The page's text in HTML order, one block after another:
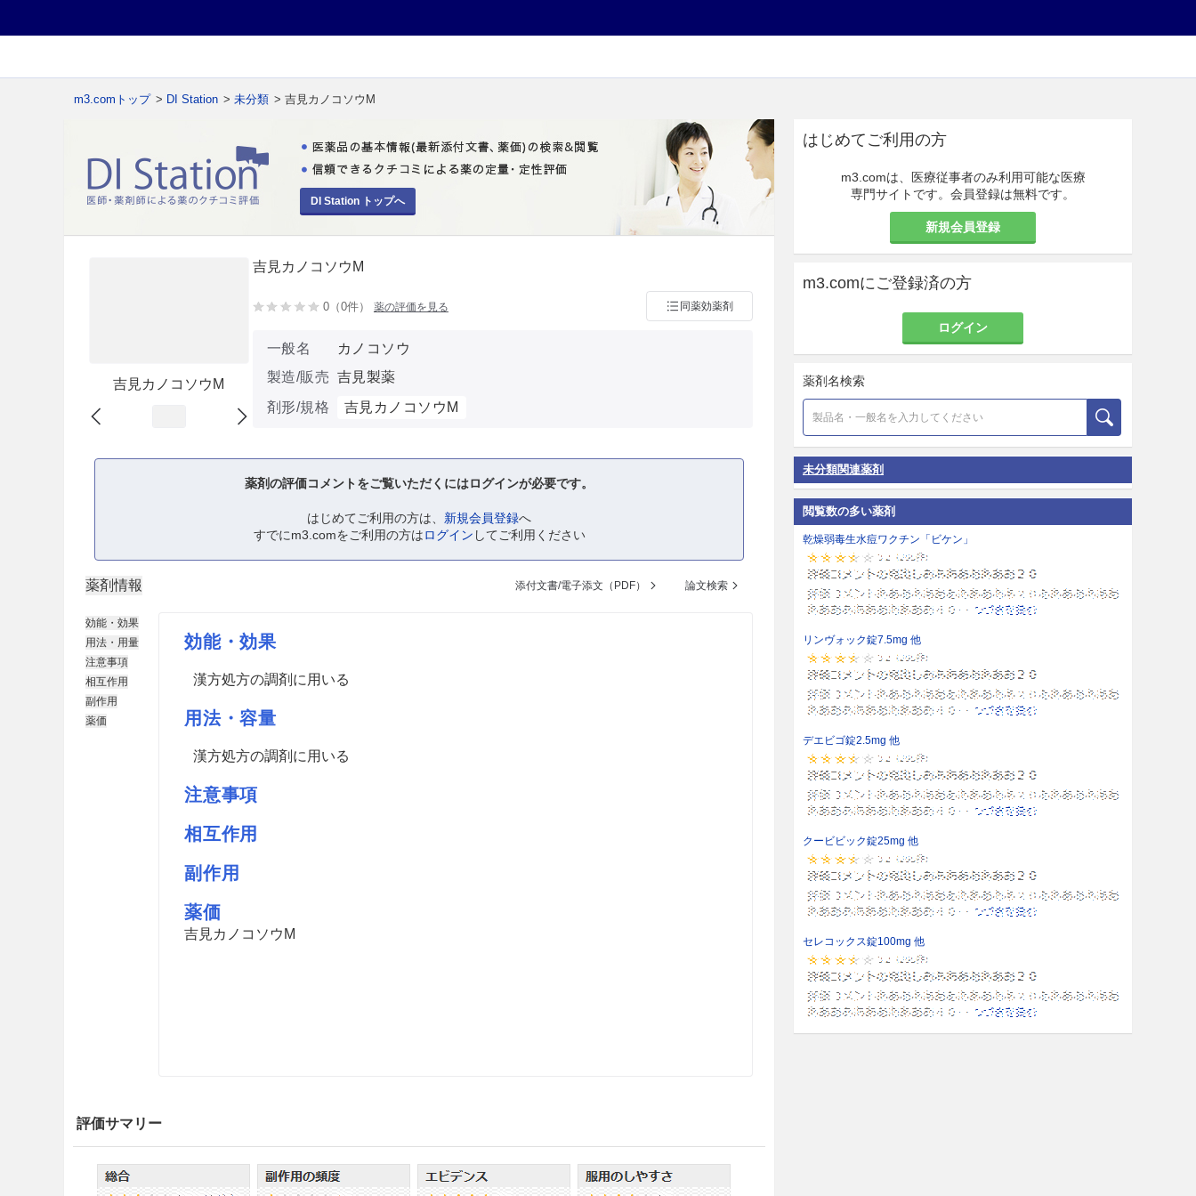
m3.comトップ > DI Station > 未分類 > 吉見カノコソウM
DI Station トップへ
吉見カノコソウM
吉見カノコソウM
0（0件） 薬の評価を見る 同薬効薬剤
一般名
カノコソウ
製造/販売 吉見製薬
剤形/規格
吉見カノコソウM
薬剤の評価コメントをご覧いただくにはログインが必要です。
はじめてご利用の方は、 新規会員登録へ
すでにm3.comをご利用の方はログイン してご利用ください
薬剤情報 添付文書/電子添文（PDF） 論文検索
効能・効果
用法・用量
注意事項
相互作用
副作用
薬価
効能・効果
漢方処方の調剤に用いる
用法・容量
漢方処方の調剤に用いる
注意事項
相互作用
副作用
薬価
吉見カノコソウM
評価サマリー
はじめてご利用の方
m3.comは、医療従事者のみ利用可能な医療
専門サイトです。会員登録は無料です。
新規会員登録
m3.comにご登録済の方
ログイン
薬剤名検索
未分類関連薬剤
閲覧数の多い薬剤
乾燥弱毒生水痘ワクチン「ビケン」
リンヴォック錠7.5mg 他
デエビゴ錠2.5mg 他
クービビック錠25mg 他
セレコックス錠100mg 他